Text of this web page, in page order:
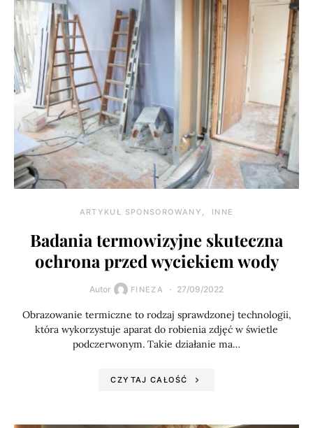
ARTYKUŁ SPONSOROWANY INNE
Badania termowizyjne skuteczna
ochrona przed wyciekiem wody
Autor FINEZA 27/09/2022
Obrazowanie termiczne to rodzaj sprawdzonej technologii,
która wykorzystuje aparat do robienia zdjęć w świetle
podczerwonym. Takie działanie ma…
CZYTAJ CAŁOŚĆ